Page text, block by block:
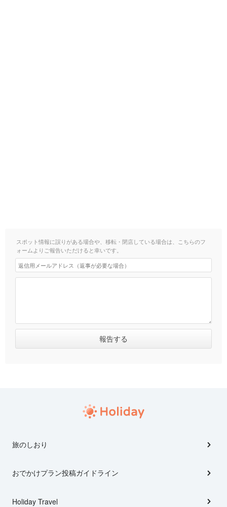
スポット情報に誤りがある場合や、移転・閉店している場合は、こちらのフ
ォームよりご報告いただけると幸いです。
旅のしおり
おでかけプラン投稿ガイドライン
Holiday Travel